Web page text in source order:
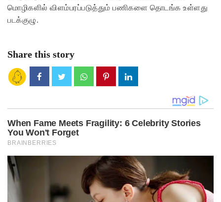
மொழிகளில் விளம்பரப்படுத்தும் பணிகளை தொடங்க உள்ளது
படக்குழு.
Share this story